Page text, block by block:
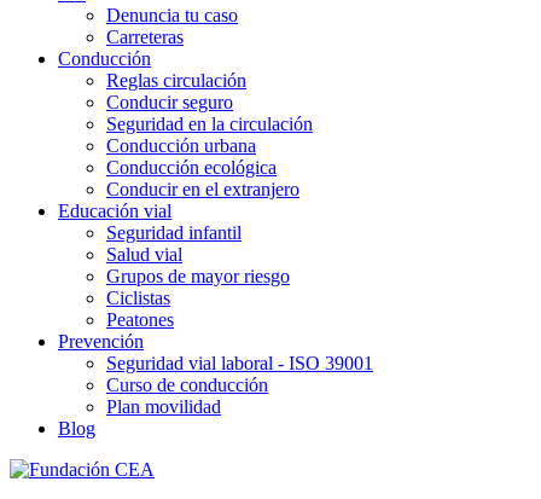
Denuncia tu caso
Carreteras
Conducción
Reglas circulación
Conducir seguro
Seguridad en la circulación
Conducción urbana
Conducción ecológica
Conducir en el extranjero
Educación vial
Seguridad infantil
Salud vial
Grupos de mayor riesgo
Ciclistas
Peatones
Prevención
Seguridad vial laboral - ISO 39001
Curso de conducción
Plan movilidad
Blog